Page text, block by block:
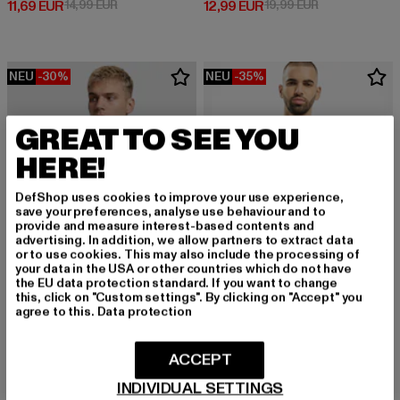
11,69 EUR
Derzeitiger Preis: 11,69 EUR
14,99 EURAktionspreis: 14,99 EUR
12,99 EUR
Derzeitiger Preis: 12,99 EUR
19,99 EURAktionspreis:
NEU -30%
URBAN CLASSICS
Derzeitiger Preis: 15,99 EUR
22,99 EURAktionspreis: 22,99 EUR
NEU -35%
Tall Tee
12,99 EUR
Derzeitiger Preis: 12,99 EUR
GREAT TO SEE YOU
HERE!
DefShop uses cookies to improve your use experience,
save your preferences, analyse use behaviour and to
provide and measure interest-based contents and
advertising. In addition, we allow partners to extract data
or to use cookies. This may also include the processing of
your data in the USA or other countries which do not have
the EU data protection standard. If you want to change
this, click on "Custom settings". By clicking on "Accept" you
agree to this. Data protection
INDIVIDUAL SETTINGS
ACCEPT